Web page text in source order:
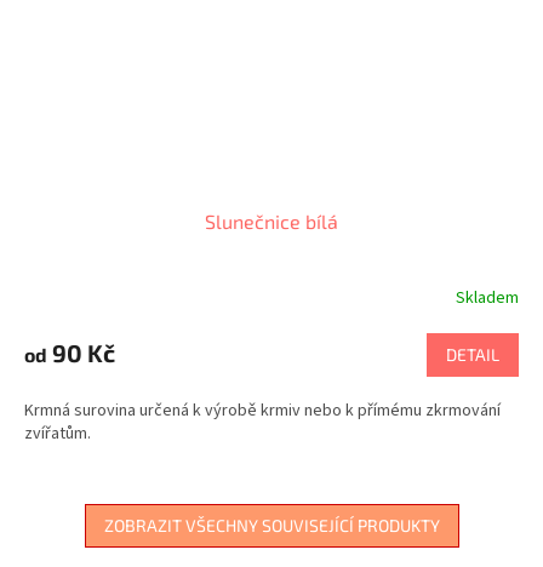
Slunečnice bílá
Skladem
od 90 Kč DETAIL
Krmná surovina určená k výrobě krmiv nebo k přímému zkrmování
zvířatům.
ZOBRAZIT VŠECHNY SOUVISEJÍCÍ PRODUKTY